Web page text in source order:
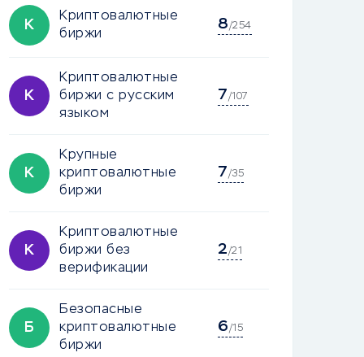
К
Криптовалютные
биржи
8/254
К
Криптовалютные
биржи с русским
языком
7/107
К
Крупные
криптовалютные
биржи
7/35
К
Криптовалютные
биржи без
верификации
2/21
Б
Безопасные
криптовалютные
биржи
6/15